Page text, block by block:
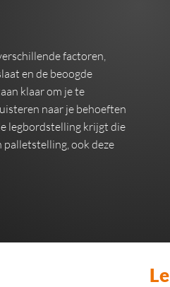
factoren,
en de beoogde
klaar om je te
naar je behoeften
legbordstelling krijgt die
palletstelling, ook deze